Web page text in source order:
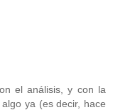
el análisis, y con la
ya (es decir, hace